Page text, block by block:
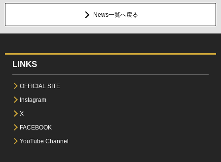
News一覧へ戻る
LINKS
OFFICIAL SITE
Instagram
X
FACEBOOK
YouTube Channel